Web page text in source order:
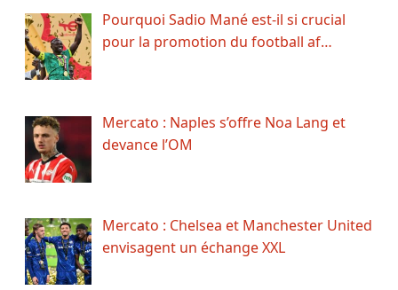
Pourquoi Sadio Mané est-il si crucial
pour la promotion du football af…
Mercato : Naples s’offre Noa Lang et
devance l’OM
Mercato : Chelsea et Manchester United
envisagent un échange XXL